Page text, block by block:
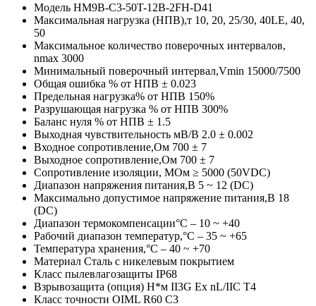
Модель HM9B-C3-50T-12B-2FH-D41
Максимальная нагрузка (НПВ),т 10, 20, 25/30, 40LE, 40,
50
Максимальное количество поверочных интервалов,
nmax 3000
Минимальный поверочный интервал,Vmin 15000/7500
Общая ошибка % от НПВ ± 0.023
Предельная нагрузка% от НПВ 150%
Разрушающая нагрузка % от НПВ 300%
Баланс нуля % от НПВ ± 1.5
Выходная чувствительность мВ/В 2.0 ± 0.002
Входное сопротивление,Ом 700 ± 7
Выходное сопротивление,Ом 700 ± 7
Сопротивление изоляции, МОм ≥ 5000 (50VDC)
Диапазон напряжения питания,В 5 ~ 12 (DC)
Максимально допустимое напряжение питания,В 18
(DC)
Диапазон термокомпенсации°С – 10 ~ +40
Рабочий диапазон температур,°С – 35 ~ +65
Температура хранения,°С – 40 ~ +70
Материал Сталь с никелевым покрытием
Класс пылевлагозащиты IP68
Взрывозащита (опция) Н*м II3G Ex nL/IIC T4
Класс точности OIML R60 C3